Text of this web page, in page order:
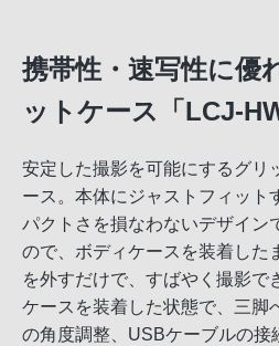
携帯性・速写性に優
ットケース「LCJ-
安定した撮影を可能にするグリ
ース。本体にジャストフィット
パクトさを損なわないデザイン
ので、ボディケースを装着した
を外すだけで、すばやく撮影で
ケースを装着した状態で、三脚
の角度調整、USBケーブルの接